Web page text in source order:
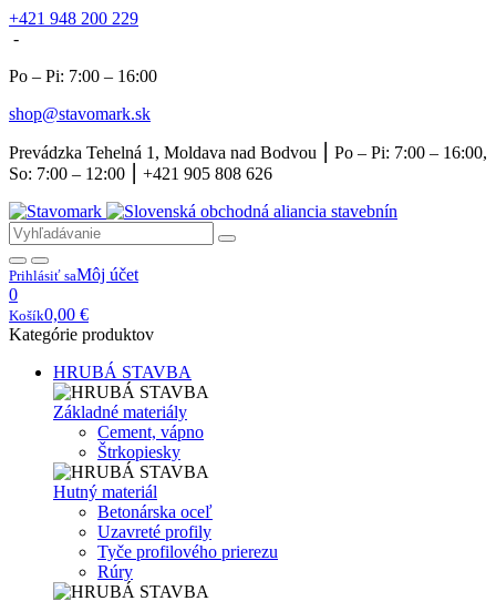
+421 948 200 229
-
Po – Pi: 7:00 – 16:00
shop@stavomark.sk
Prevádzka Tehelná 1, Moldava nad Bodvou ⎮ Po – Pi: 7:00 – 16:00,
So: 7:00 – 12:00 ⎮ +421 905 808 626
Prihlásiť saMôj účet
0
Košík0,00 €
Kategórie produktov
HRUBÁ STAVBA
Základné materiály
Cement, vápno
Štrkopiesky
Hutný materiál
Betonárska oceľ
Uzavreté profily
Tyče profilového prierezu
Rúry